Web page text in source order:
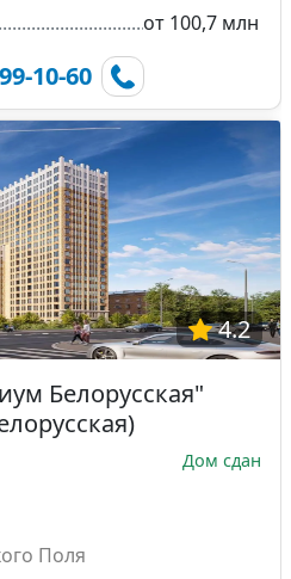
от 100,7 млн
10-60
4.2
Белорусская"
Дом сдан
Поля